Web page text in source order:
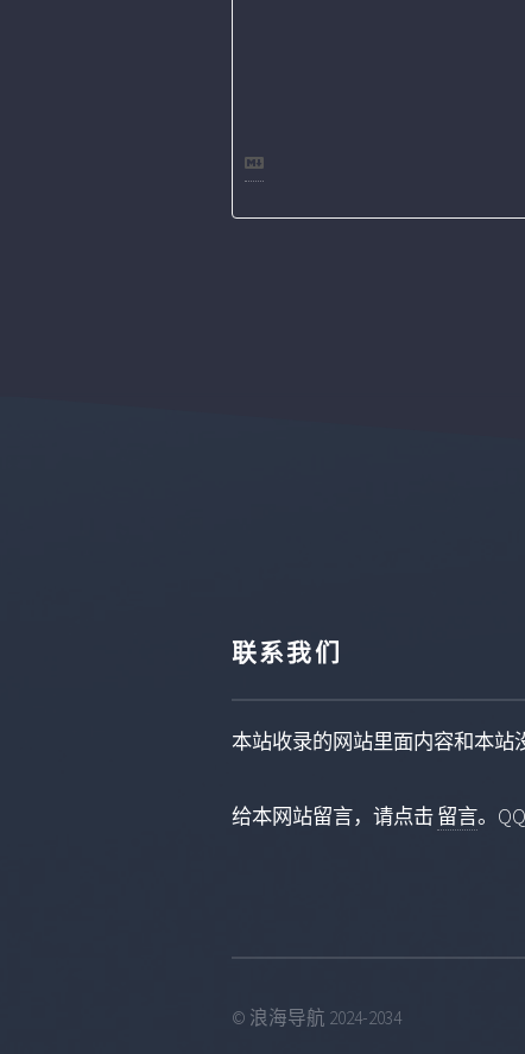
联系我们
本站收录的网站里面内容和本站
给本网站留言，请点击留言。
© 浪海导航 2024-2034